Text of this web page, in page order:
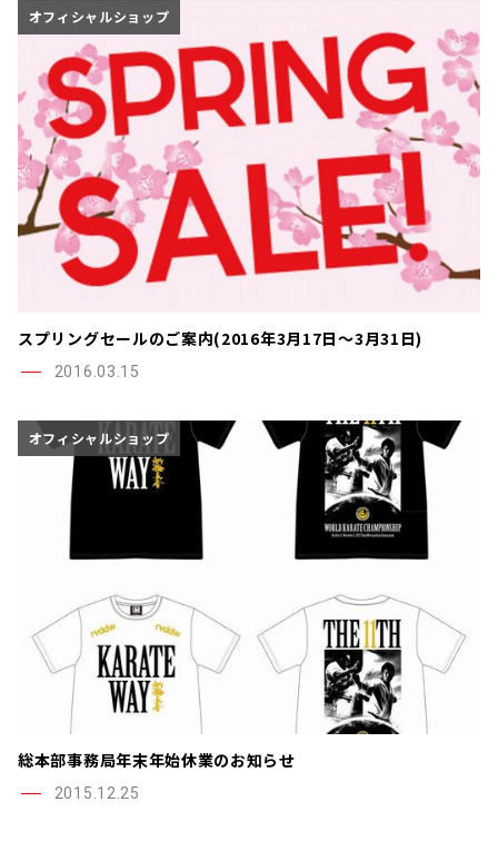
オフィシャルショップ
スプリングセールのご案内(2016年3月17日～3月31日)
2016.03.15
オフィシャルショップ
総本部事務局年末年始休業のお知らせ
2015.12.25